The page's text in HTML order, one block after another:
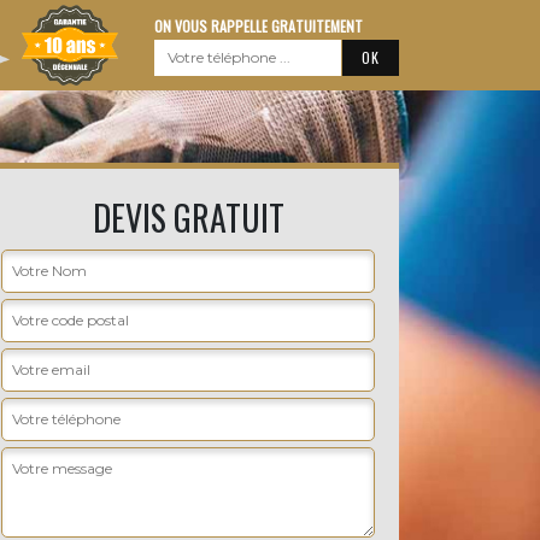
ON VOUS RAPPELLE GRATUITEMENT
DEVIS GRATUIT